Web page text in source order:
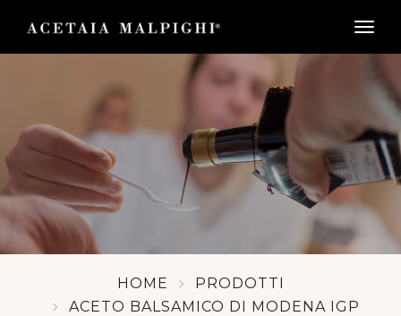
HOME
PRODOTTI
ACETO BALSAMICO DI MODENA IGP